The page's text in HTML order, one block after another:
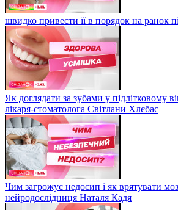
швидко привести її в порядок на ранок
Як доглядати за зубами у підлітковому
лікаря-стоматолога Світлани Хлєбас
Чим загрожує недосип і як врятувати
нейродослідниця Наталя Кадя